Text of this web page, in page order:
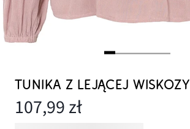
TUNIKA Z LEJĄCEJ WISKOZY
107,99 zł